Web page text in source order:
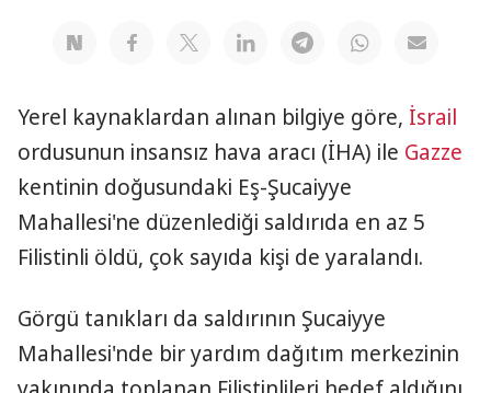
Yerel kaynaklardan alınan bilgiye göre, İsrail
ordusunun insansız hava aracı (İHA) ile Gazze
kentinin doğusundaki Eş-Şucaiyye
Mahallesi'ne düzenlediği saldırıda en az 5
Filistinli öldü, çok sayıda kişi de yaralandı.
Görgü tanıkları da saldırının Şucaiyye
Mahallesi'nde bir yardım dağıtım merkezinin